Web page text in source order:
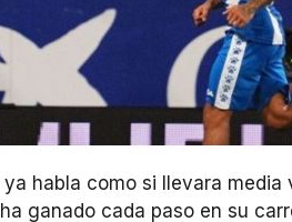
ya habla como si llevara media
ganado cada paso en su